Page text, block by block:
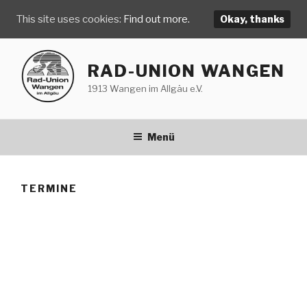
Inhalt
springen
RAD-UNION WANGEN
1913 Wangen im Allgäu e.V.
Menü
TERMINE
This site uses cookies: Find out more. Okay, thanks